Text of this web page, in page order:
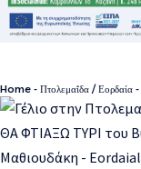
Home - Πτολεμαΐδα / Εορδαία -